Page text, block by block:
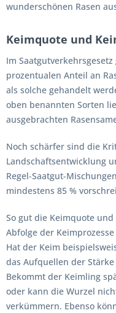
wunderschönen Rasen
Keimquote und
Im
prozentualen Anteil an
als solche gehandelt
oben benannten Sorten
ausgebrachten
Noch schärfer sind die
Landschaftsentwicklung
Regel-Saatgut-
mindestens 85 %
So gut die Keimquote
Abfolge der
Hat der Keim
das Aufquellen der
Bekommt der Keimling
oder kann die Wurzel
verkümmern. Ebenso